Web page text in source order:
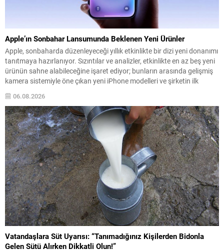
Apple’ın Sonbahar Lansumunda Beklenen Yeni Ürünler
Apple, sonbaharda düzenleyeceği yıllık etkinlikte bir dizi yeni donanımı
tanıtmaya hazırlanıyor. Sızıntılar ve analizler, etkinlikte en az beş yeni
ürünün sahne alabileceğine işaret ediyor; bunların arasında gelişmiş
kamera sistemiyle öne çıkan yeni iPhone modelleri ve şirketin ilk
iyileştirmeleri, daha büyük piller ve...
06.08.2026
Vatandaşlara Süt Uyarısı: “Tanımadığınız Kişilerden Bidonla
Gelen Sütü Alırken Dikkatli Olun!”